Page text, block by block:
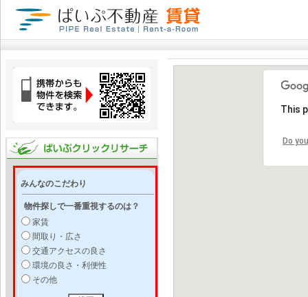
みんなのこだわり
物件探しで一番重視するのは？
家賃
間取り・広さ
交通アクセスの良さ
環境の良さ・利便性
その他
This
Do